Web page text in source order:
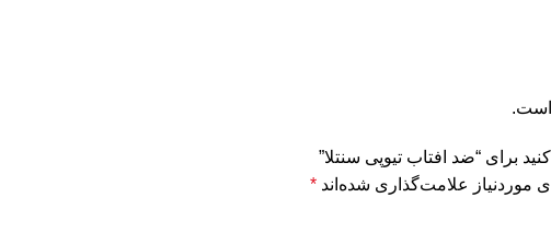
است.
برای “ضد افتاب تیوپی سنتلا”
موردنیاز علامت‌گذاری شده‌اند *